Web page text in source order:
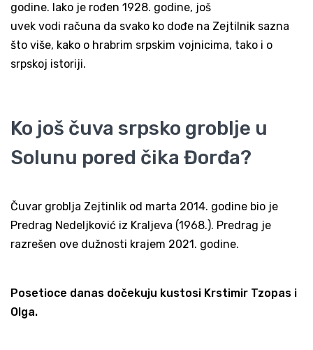
godine. Iako je rođen 1928. godine, još
uvek vodi računa da svako ko dođe na Zejtilnik sazna
što više, kako o hrabrim srpskim vojnicima, tako i o
srpskoj istoriji.
Ko još čuva srpsko groblje u
Solunu pored čika Đorđa?
Čuvar groblja Zejtinlik od marta 2014. godine bio je
Predrag Nedeljković iz Kraljeva (1968.). Predrag je
razrešen ove dužnosti krajem 2021. godine.
Posetioce danas dočekuju kustosi Krstimir Tzopas i
Olga.